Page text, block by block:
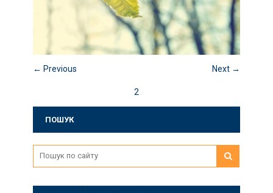
← Previous Next →
2
ПОШУК